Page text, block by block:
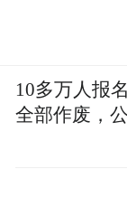
10多万人报
全部作废，